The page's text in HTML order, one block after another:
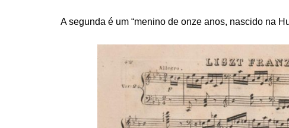
A segunda é um “menino de onze anos, nascido na